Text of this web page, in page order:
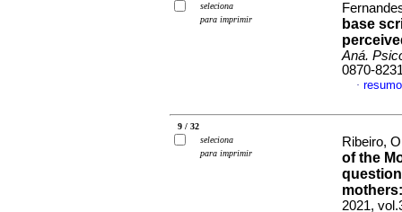
seleciona
para imprimir
base
Aná.
0870-
·
9 / 32
seleciona
para imprimir
Ribeiro,
of the
2021,